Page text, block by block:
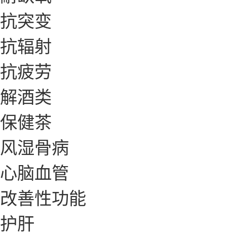
抗突变
抗辐射
抗疲劳
解酒类
保健茶
风湿骨病
心脑血管
改善性功能
护肝